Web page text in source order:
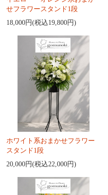
せフラワースタンド1段
18,000円(税込19,800円)
ホワイト系おまかせフラワー
スタンド1段
20,000円(税込22,000円)